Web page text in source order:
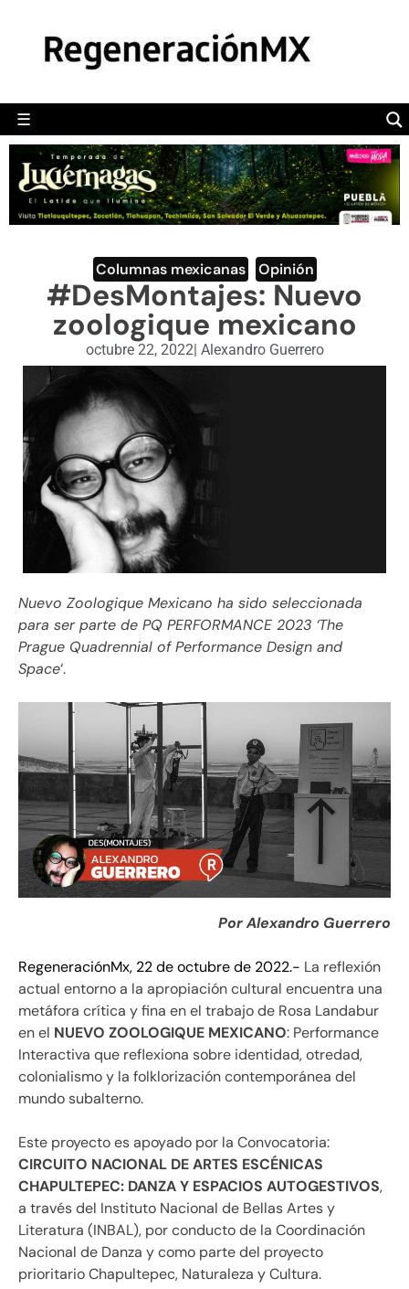
☰
POLÍTICA
CAMALEÓN
OPINIÓN
DEPORTES
ENGLISH SECTION
VIDEOS
Columnas mexicanas Opinión
#DesMontajes: Nuevo
zoologique mexicano
octubre 22, 2022| Alexandro Guerrero
Nuevo Zoologique Mexicano ha sido seleccionada
para ser parte de PQ PERFORMANCE 2023 ‘The
Prague Quadrennial of Performance Design and
Space‘.
Por Alexandro Guerrero
RegeneraciónMx, 22 de octubre de 2022.- La reflexión
actual entorno a la apropiación cultural encuentra una
metáfora crítica y fina en el trabajo de Rosa Landabur
en el NUEVO ZOOLOGIQUE MEXICANO: Performance
Interactiva que reflexiona sobre identidad, otredad,
colonialismo y la folklorización contemporánea del
mundo subalterno.
Este proyecto es apoyado por la Convocatoria:
CIRCUITO NACIONAL DE ARTES ESCÉNICAS
CHAPULTEPEC: DANZA Y ESPACIOS AUTOGESTIVOS,
a través del Instituto Nacional de Bellas Artes y
Literatura (INBAL), por conducto de la Coordinación
Nacional de Danza y como parte del proyecto
prioritario Chapultepec, Naturaleza y Cultura.